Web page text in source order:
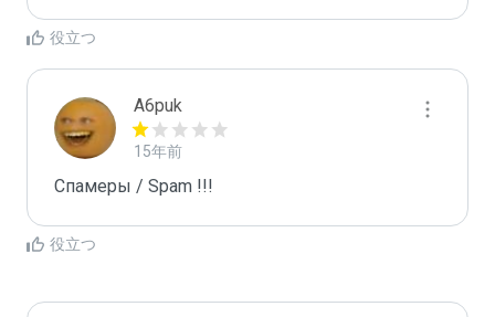
役立つ
A6puk
15年前
Спамеры / Spam !!!
役立つ